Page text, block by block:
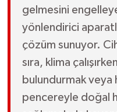
gelmesini
yönlendirici
çözüm sunuyor.
sıra, klima
bulundurmak veya
pencereyle doğal